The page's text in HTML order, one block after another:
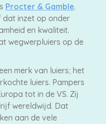
Procter & Gamble.
dat inzet op onder
en kwaliteit.
wegwerpluiers op de
merk van luiers; het
luiers. Pampers
tot in de VS. Zij
wereldwijd. Dat
aan de vele